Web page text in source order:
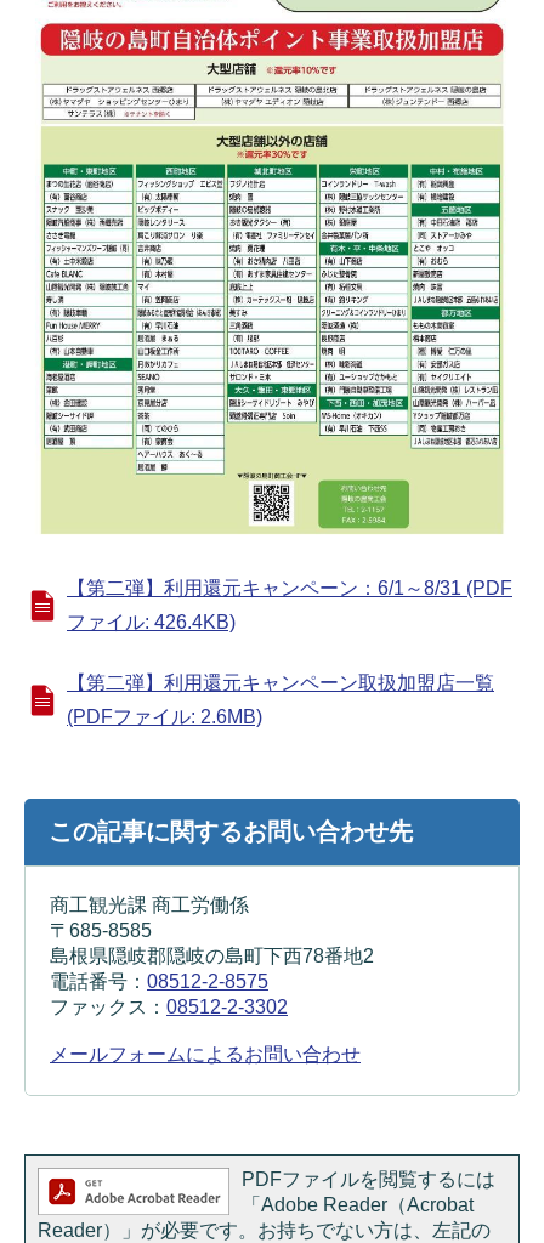
【第二弾】利用還元キャンペーン：6/1～8/31 (PDF
ファイル: 426.4KB)
【第二弾】利用還元キャンペーン取扱加盟店一覧
(PDFファイル: 2.6MB)
この記事に関するお問い合わせ先
商工観光課 商工労働係
〒685-8585
島根県隠岐郡隠岐の島町下西78番地2
電話番号： 08512-2-8575
ファックス： 08512-2-3302
メールフォームによるお問い合わせ
PDFファイルを閲覧するには
「Adobe Reader（Acrobat
Reader）」が必要です。お持ちでない方は、左記の